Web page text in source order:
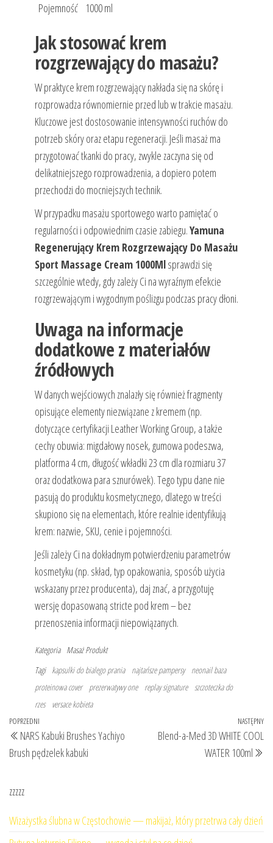
Pojemność 1000 ml
Jak stosować krem
rozgrzewający do masażu?
W praktyce krem rozgrzewający nakłada się na skórę i
rozprowadza równomiernie przed lub w trakcie masażu.
Kluczowe jest dostosowanie intensywności ruchów do
potrzeb skóry oraz etapu regeneracji. Jeśli masaż ma
przygotować tkanki do pracy, zwykle zaczyna się od
delikatniejszego rozprowadzenia, a dopiero potem
przechodzi do mocniejszych technik.
W przypadku masażu sportowego warto pamiętać o
regularności i odpowiednim czasie zabiegu.Yamuna
Regenerujący Krem Rozgrzewający Do Masażu
Sport Massage Cream 1000Mlsprawdzi się
szczególnie wtedy, gdy zależy Ci na wyraźnym efekcie
rozgrzewającym i wygodnym poślizgu podczas pracy dłoni.
Uwaga na informacje
dodatkowe z materiałów
źródłowych
W danych wejściowych znalazły się również fragmenty
opisujące elementy niezwiązane z kremem (np.
dotyczące certyfikacji Leather Working Group, a także
cechy obuwia: migdałowy nosek, gumowa podeszwa,
platforma 4 cm, długość wkładki 23 cm dla rozmiaru 37
oraz dodatkowa para sznurówek). Tego typu dane nie
pasują do produktu kosmetycznego, dlatego w treści
skupiono się na elementach, które realnie identyfikują
krem: nazwie, SKU, cenie i pojemności.
Jeśli zależy Ci na dokładnym potwierdzeniu parametrów
kosmetyku (np. skład, typ opakowania, sposób użycia
wskazany przez producenta), daj znać, a przygotuję
wersję dopasowaną stricte pod krem – bez
przenoszenia informacji niepowiązanych.
Kategoria Masaż Produkt
Tagi kapsulki do bialego prania najtańsze pampersy
neonail baza
proteinowa cover
prezerwatywy one replay signature szczoteczka do
rzes
versace kobieta
Nawigacja
wpisu
Poprzedni
wpis
POPRZEDNI
NARS Kabuki Brushes Yachiyo
Brush pędzelek kabuki
NASTĘPNY
Blend-a-Med 3D WHITE COOL
WATER 100ml
zzzzz
Wizażystka ślubna w Częstochowie — makijaż, który przetrwa cały dzień